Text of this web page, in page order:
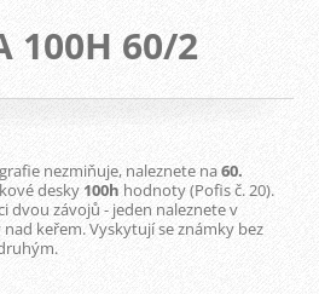
100H 60/2
nezmiňuje, naleznete na60.
desky 100h hodnoty (Pofis č. 20).
dvou závojů - jeden naleznete v
keřem. Vyskytují se známky bez